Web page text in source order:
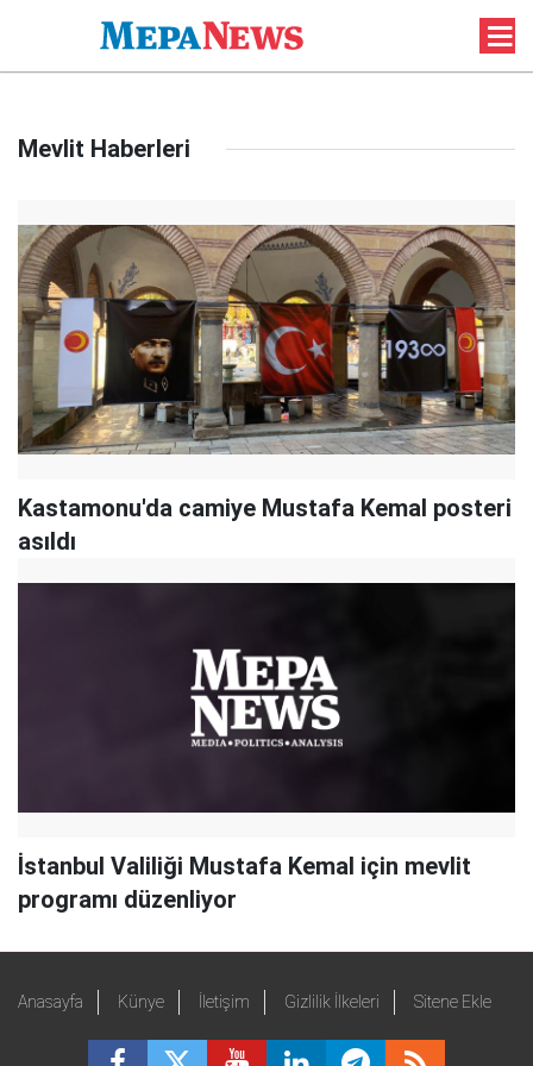
Mevlit Haberleri
Kastamonu'da camiye Mustafa Kemal posteri
asıldı
İstanbul Valiliği Mustafa Kemal için mevlit
programı düzenliyor
Anasayfa Künye İletişim Gizlilik İlkeleri Sitene Ekle